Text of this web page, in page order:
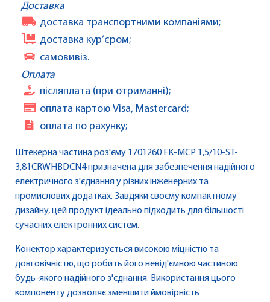
Доставка
доставка транспортними компаніями;
доставка кур’єром;
самовивіз.
Оплата
післяплата (при отриманні);
оплата картою Visa, Mastercard;
оплата по рахунку;
Штекерна частина роз'єму 1701260 FK-MCP 1,5/10-ST-
3,81CRWHBDCN4 призначена для забезпечення надійного
електричного з'єднання у різних інженерних та
промислових додатках. Завдяки своєму компактному
дизайну, цей продукт ідеально підходить для більшості
сучасних електронних систем.
Конектор характеризується високою міцністю та
довговічністю, що робить його невід'ємною частиною
будь-якого надійного з'єднання. Використання цього
компоненту дозволяє зменшити ймовірність